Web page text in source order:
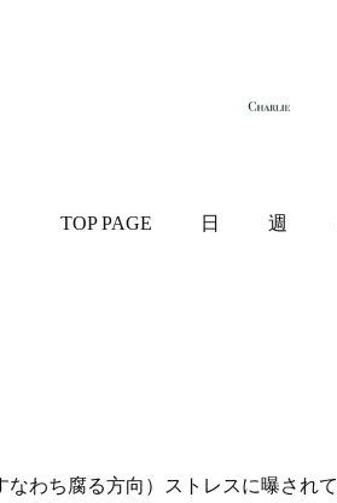
TOP PAGE 日 週
わち腐る方向）ストレスに曝され